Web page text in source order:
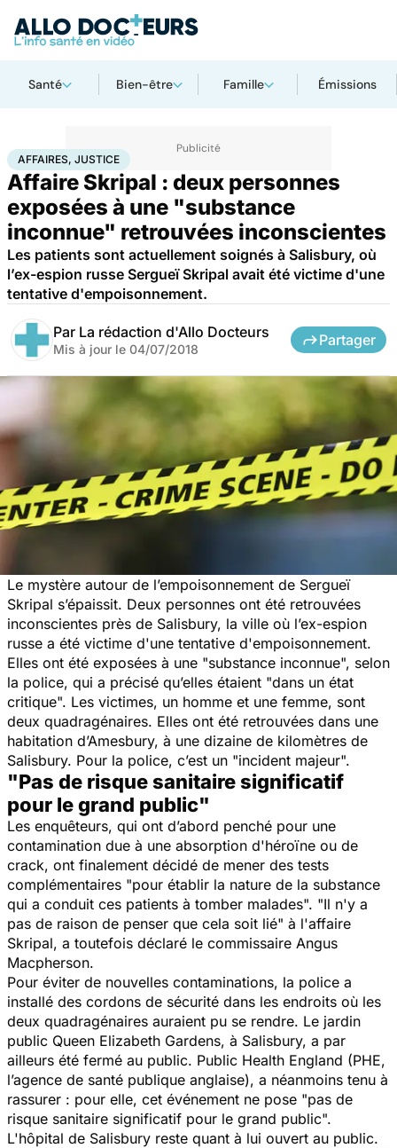
Santé Bien-être Famille Émissions
AccueilSantéSociétéJustice Affaires, justice
AFFAIRES, JUSTICE
Affaire Skripal : deux personnes
exposées à une "substance
inconnue" retrouvées inconscientes
Les patients sont actuellement soignés à Salisbury, où
l’ex-espion russe Sergueï Skripal avait été victime d'une
tentative d'empoisonnement.
Par La rédaction d'Allo Docteurs
Mis à jour le 04/07/2018
Partager
Le mystère autour de l’empoisonnement de Sergueï
Skripal s’épaissit. Deux personnes ont été retrouvées
inconscientes près de Salisbury, la ville où l’ex-espion
russe a été victime d'une tentative d'empoisonnement.
Elles ont été exposées à une "substance inconnue", selon
la police, qui a précisé qu’elles étaient "dans un état
critique". Les victimes, un homme et une femme, sont
deux quadragénaires. Elles ont été retrouvées dans une
habitation d’Amesbury, à une dizaine de kilomètres de
Salisbury. Pour la police, c’est un "incident majeur".
"Pas de risque sanitaire significatif
pour le grand public"
Les enquêteurs, qui ont d’abord penché pour une
contamination due à une absorption d'héroïne ou de
crack, ont finalement décidé de mener des tests
complémentaires "pour établir la nature de la substance
qui a conduit ces patients à tomber malades". "Il n'y a
pas de raison de penser que cela soit lié" à l'affaire
Skripal, a toutefois déclaré le commissaire Angus
Macpherson.
Pour éviter de nouvelles contaminations, la police a
installé des cordons de sécurité dans les endroits où les
deux quadragénaires auraient pu se rendre. Le jardin
public Queen Elizabeth Gardens, à Salisbury, a par
ailleurs été fermé au public. Public Health England (PHE,
l’agence de santé publique anglaise), a néanmoins tenu à
rassurer : pour elle, cet événement ne pose "pas de
risque sanitaire significatif pour le grand public".
L'hôpital de Salisbury reste quant à lui ouvert au public.